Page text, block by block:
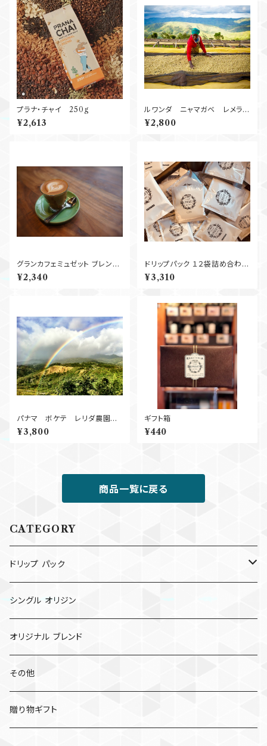
プラナ・チャイ 250g
¥2,613
ルワンダ ニャマガベ レメラ
Natural 250g
¥2,800
グランカフェミュゼット ブレン
ド 250g
¥2,340
ドリップパック １２袋詰め合わ
せ 全国
送料無料！
¥3,310
パナマ ボケテ レリダ農園
Natural
¥3,800
ギフト箱
¥440
商品一覧に戻る
CATEGORY
ドリップ パック
ドリップ パック
コールド ブリュー パック
シングル オリジン
オリジナル ブレンド
その他
贈り物ギフト